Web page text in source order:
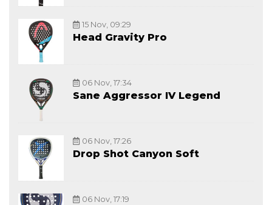
15 Nov, 09:29
Head Gravity Pro
06 Nov, 17:34
Sane Aggressor IV Legend
06 Nov, 17:26
Drop Shot Canyon Soft
06 Nov, 17:19